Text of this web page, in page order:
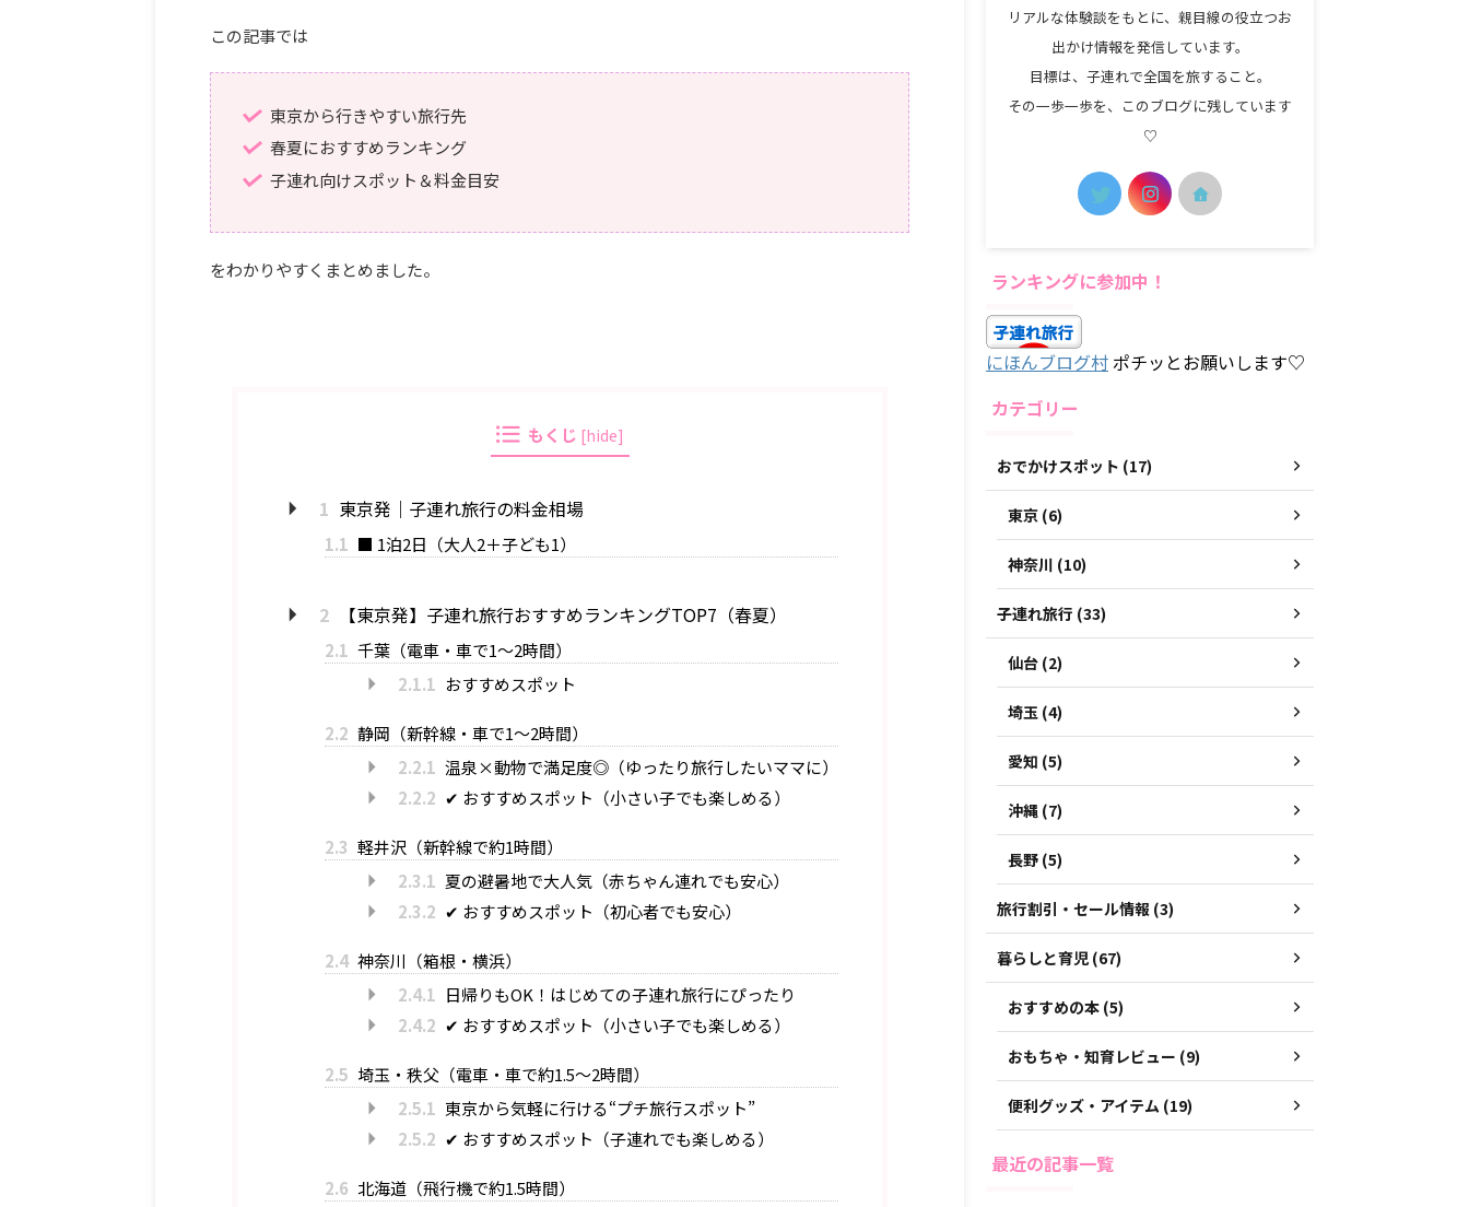
この記事では
東京から行きやすい旅行先
春夏におすすめランキング
子連れ向けスポット＆料金目安
をわかりやすくまとめました。
もくじ [hide]
1 東京発｜子連れ旅行の料金相場
1.1 ■ 1泊2日（大人2＋子ども1）
2 【東京発】子連れ旅行おすすめランキングTOP7（春夏）
2.1 千葉（電車・車で1〜2時間）
2.1.1 おすすめスポット
2.2 静岡（新幹線・車で1〜2時間）
2.2.1 温泉×動物で満足度◎（ゆったり旅行したいママに）
2.2.2 ✔ おすすめスポット（小さい子でも楽しめる）
2.3 軽井沢（新幹線で約1時間）
2.3.1 夏の避暑地で大人気（赤ちゃん連れでも安心）
2.3.2 ✔ おすすめスポット（初心者でも安心）
2.4 神奈川（箱根・横浜）
2.4.1 日帰りもOK！はじめての子連れ旅行にぴったり
2.4.2 ✔ おすすめスポット（小さい子でも楽しめる）
2.5 埼玉・秩父（電車・車で約1.5〜2時間）
2.5.1 東京から気軽に行ける“プチ旅行スポット”
2.5.2 ✔ おすすめスポット（子連れでも楽しめる）
2.6 北海道（飛行機で約1.5時間）
リアルな体験談をもとに、親目線の役立つお
出かけ情報を発信しています。
目標は、子連れで全国を旅すること。
その一歩一歩を、このブログに残しています
♡
ランキングに参加中！
にほんブログ村 ポチッとお願いします♡
カテゴリー
おでかけスポット (17)
東京 (6)
神奈川 (10)
子連れ旅行 (33)
仙台 (2)
埼玉 (4)
愛知 (5)
沖縄 (7)
長野 (5)
旅行割引・セール情報 (3)
暮らしと育児 (67)
おすすめの本 (5)
おもちゃ・知育レビュー (9)
便利グッズ・アイテム (19)
最近の記事一覧